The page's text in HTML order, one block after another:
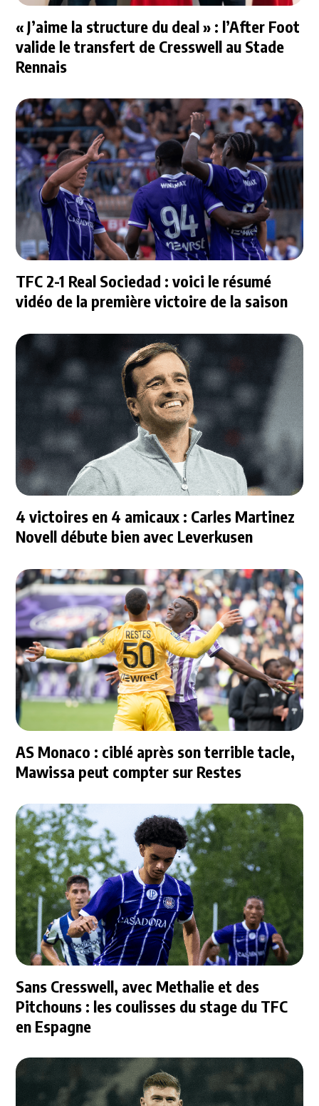
« J’aime la structure du deal » : l’After Foot
valide le transfert de Cresswell au Stade
Rennais
TFC 2-1 Real Sociedad : voici le résumé
vidéo de la première victoire de la saison
4 victoires en 4 amicaux : Carles Martinez
Novell débute bien avec Leverkusen
AS Monaco : ciblé après son terrible tacle,
Mawissa peut compter sur Restes
Sans Cresswell, avec Methalie et des
Pitchouns : les coulisses du stage du TFC
en Espagne